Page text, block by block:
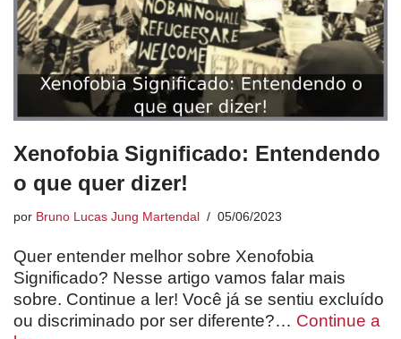
Xenofobia Significado: Entendendo
o que quer dizer!
por Bruno Lucas Jung Martendal 05/06/2023
Quer entender melhor sobre Xenofobia
Significado? Nesse artigo vamos falar mais
sobre. Continue a ler! Você já se sentiu excluído
ou discriminado por ser diferente?… Continue a